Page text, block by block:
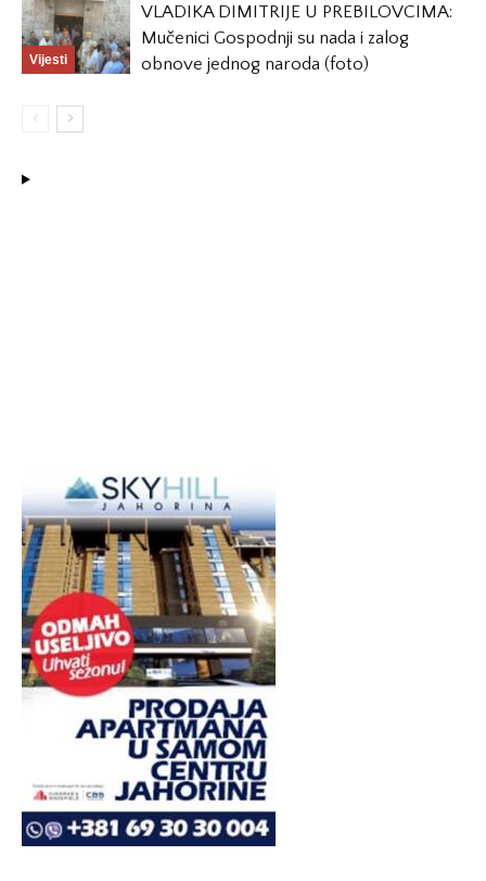
Vijesti
VLADIKA DIMITRIJE U PREBILOVCIMA:
Mučenici Gospodnji su nada i zalog
obnove jednog naroda (foto)